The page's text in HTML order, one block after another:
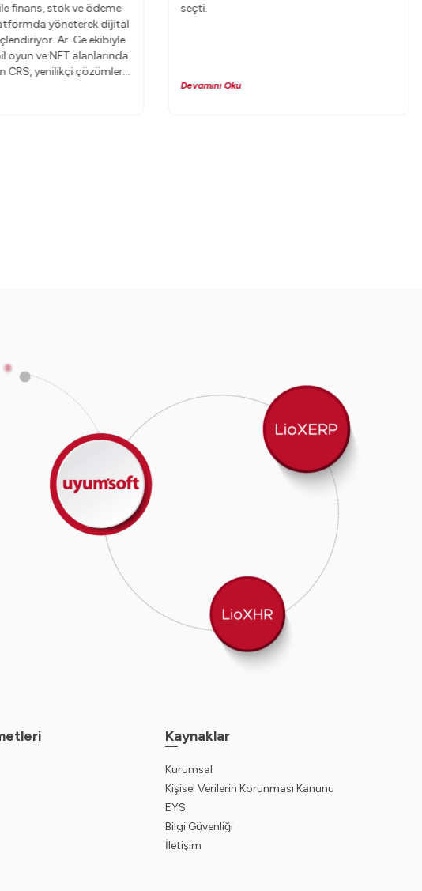
finans, stok ve ödeme
yöneterek dijital
Ar-Ge ekibiyle
ve NFT alanlarında
CRS, yenilikçi çözümlerle
çeviriyor.
seçti.
Devamını Oku
Kaynaklar
Kurumsal
Kişisel Verilerin Korunması Kanunu
EYS
Bilgi Güvenliği
İletişim